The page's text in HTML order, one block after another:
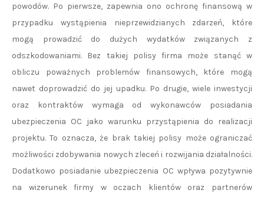
powodów. Po pierwsze, zapewnia ono ochronę finansową w
przypadku wystąpienia nieprzewidzianych zdarzeń, które
mogą prowadzić do dużych wydatków związanych z
odszkodowaniami. Bez takiej polisy firma może stanąć w
obliczu poważnych problemów finansowych, które mogą
nawet doprowadzić do jej upadku. Po drugie, wiele inwestycji
oraz kontraktów wymaga od wykonawców posiadania
ubezpieczenia OC jako warunku przystąpienia do realizacji
projektu. To oznacza, że brak takiej polisy może ograniczać
możliwości zdobywania nowych zleceń i rozwijania działalności.
Dodatkowo posiadanie ubezpieczenia OC wpływa pozytywnie
na wizerunek firmy w oczach klientów oraz partnerów